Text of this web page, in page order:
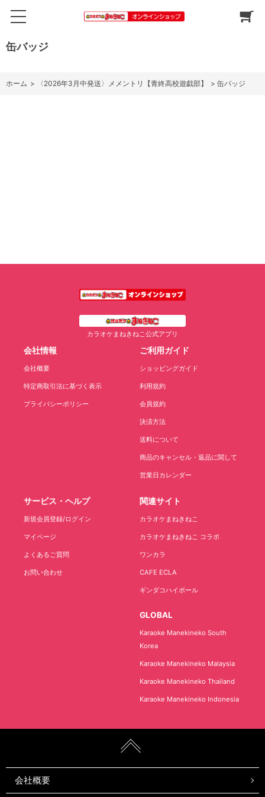
缶バッジ
ホーム > 〈2026年3月中発送〉メメントリ【青終高校遊戯部】 > 缶バッジ
カラオケまねきねこ公式アプリ
会社情報
会社概要
特定商取引法に基づく表示
プライバシーポリシー
ご利用ガイド
ショッピングガイド
利用規約
会員規約
決済方法
送料について
商品のキャンセル・返品に関して
営業日カレンダー
サービス・ヘルプ
新規会員登録/ログイン
マイページ
よくあるご質問
お問い合わせ
関連サイト
カラオケまねきねこ
カラオケまねきねこ コラボ
ワンカラ
CAFE ECLA
ギンダコハイボール
GLOBAL
Karaoke Manekineko South
Korea
Karaoke Manekineko Malaysia
Karaoke Manekineko Thailand
Karaoke Manekineko Indonesia
会社概要